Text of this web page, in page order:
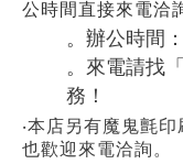
公時間直接來電洽
。辦公時間
。來電請找
務！
‧本店另有魔鬼氈印
也歡迎來電洽詢。